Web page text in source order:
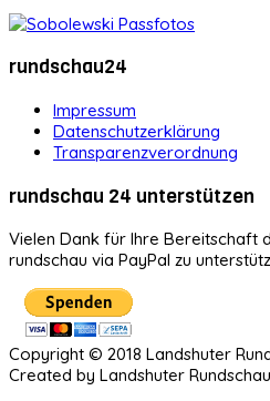
rundschau24
Impressum
Datenschutzerklärung
Transparenzverordnung
rundschau 24 unterstützen
Vielen Dank für Ihre Bereitschaft
rundschau via PayPal zu
Copyright © 2018 Landshuter
Created by Landshuter Rundschau